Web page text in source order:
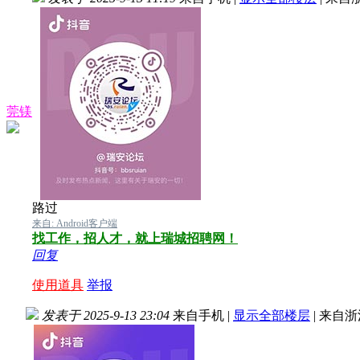
莞镁
路过
来自: Android客户端
找工作，招人才，就上瑞城招聘网！
回复
使用道具 举报
发表于 2025-9-13 23:04 来自手机 | 显示全部楼层 | 来自浙